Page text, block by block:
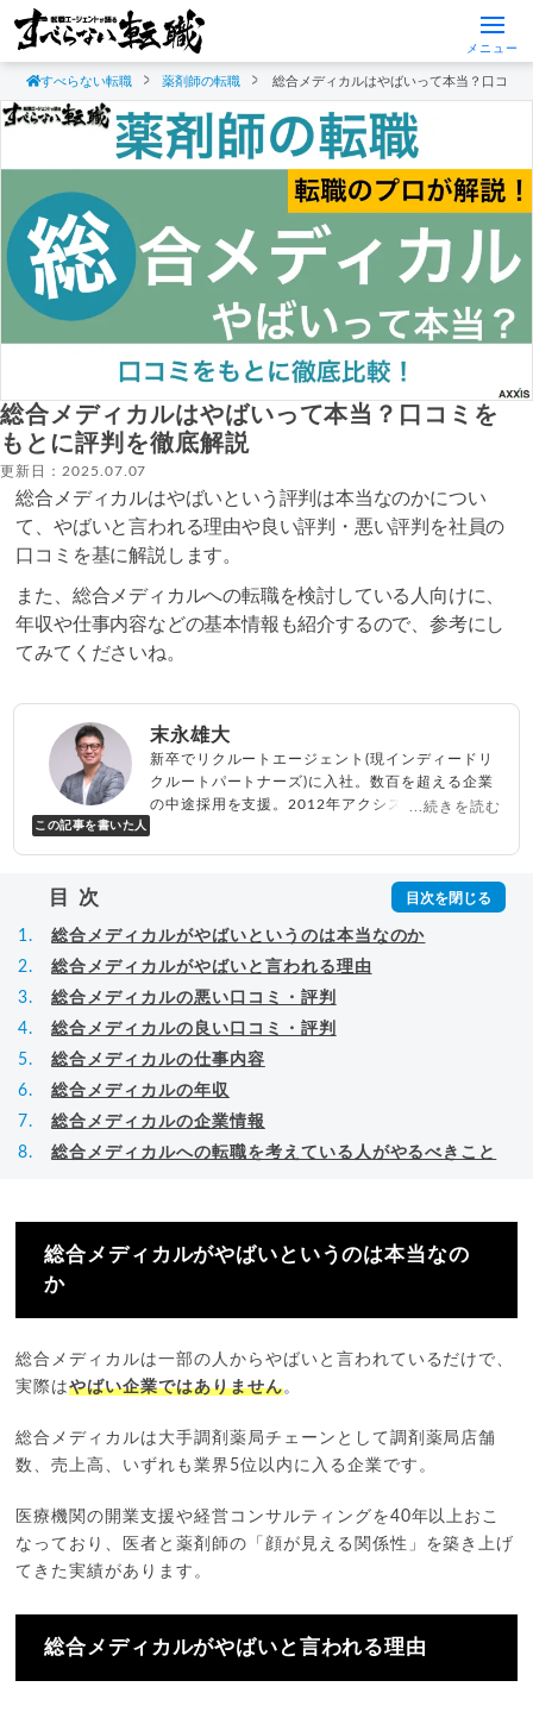
メニュー
すべらない転職 薬剤師の転職 総合メディカルはやばいって本当？口コミ
総合メディカルはやばいって本当？口コミを
もとに評判を徹底解説
更新日：2025.07.07
総合メディカルはやばいという評判は本当なのかについ
て、やばいと言われる理由や良い評判・悪い評判を社員の
口コミを基に解説します。
また、総合メディカルへの転職を検討している人向けに、
年収や仕事内容などの基本情報も紹介するので、参考にし
てみてくださいね。
この記事を書いた人
末永雄大
新卒でリクルートエージェント(現インディードリ
クルートパートナーズ)に入社。数百を超える企業
の中途採用を支援。2012年アクシス(株)設立、代
」の総再生回数は2,000
成功する転職面接」「キャリア
ロジック」
▸ 詳細プロフィール（amazon）
...続きを読む
目次
総合メディカルがやばいというのは本当なのか
総合メディカルがやばいと言われる理由
総合メディカルの悪い口コミ・評判
総合メディカルの良い口コミ・評判
総合メディカルの仕事内容
総合メディカルの年収
総合メディカルの企業情報
総合メディカルへの転職を考えている人がやるべきこと
総合メディカルがやばいというのは本当なの
か
総合メディカルは一部の人からやばいと言われているだけで、
実際はやばい企業ではありません。
総合メディカルは大手調剤薬局チェーンとして調剤薬局店舗
数、売上高、いずれも業界5位以内に入る企業です。
医療機関の開業支援や経営コンサルティングを40年以上おこ
なっており、医者と薬剤師の「顔が見える関係性」を築き上げ
てきた実績があります。
総合メディカルがやばいと言われる理由